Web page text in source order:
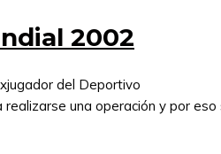
2002
del Deportivo
una operación y por eso